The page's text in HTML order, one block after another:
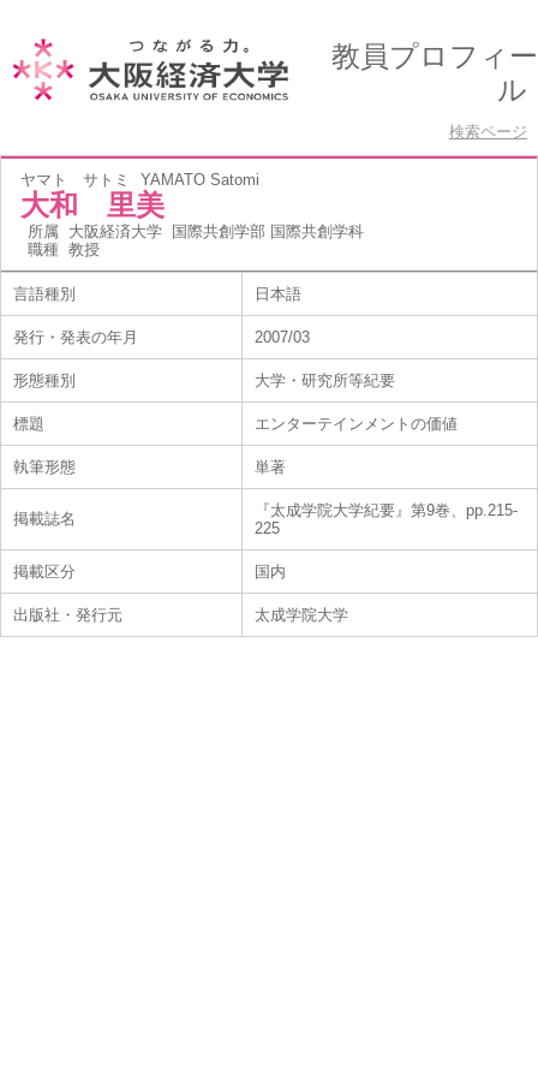
教員プロフィー
ル
検索ページ
ヤマト サトミ YAMATO Satomi
大和 里美
所属 大阪経済大学 国際共創学部 国際共創学科
職種 教授
言語種別 日本語
発行・発表の年月 2007/03
形態種別 大学・研究所等紀要
標題 エンターテインメントの価値
執筆形態 単著
掲載誌名
『太成学院大学紀要』第9巻、pp.215-
225
掲載区分 国内
出版社・発行元 太成学院大学